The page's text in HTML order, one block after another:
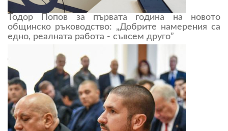
Тодор Попов за първата година на новото
общинско ръководство: „Добрите намерения са
едно, реалната работа - съвсем друго”